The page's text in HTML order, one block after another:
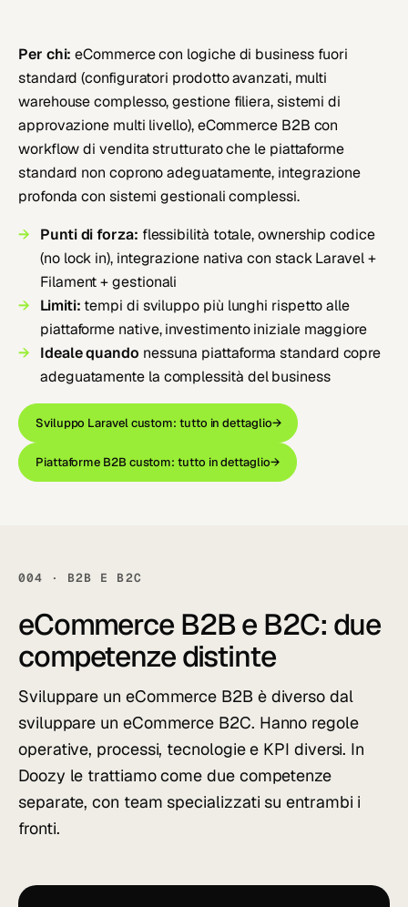
Per chi: eCommerce con logiche di business fuori
standard (configuratori prodotto avanzati, multi
warehouse complesso, gestione filiera, sistemi di
approvazione multi livello), eCommerce B2B con
workflow di vendita strutturato che le piattaforme
standard non coprono adeguatamente, integrazione
profonda con sistemi gestionali complessi.
Punti di forza: flessibilità totale, ownership codice
(no lock in), integrazione nativa con stack Laravel +
Filament + gestionali
Limiti: tempi di sviluppo più lunghi rispetto alle
piattaforme native, investimento iniziale maggiore
Ideale quando nessuna piattaforma standard copre
adeguatamente la complessità del business
Sviluppo Laravel custom: tutto in dettaglio→
Piattaforme B2B custom: tutto in dettaglio→
004 · B2B E B2C
eCommerce B2B e B2C: due
competenze distinte
Sviluppare un eCommerce B2B è diverso dal
sviluppare un eCommerce B2C. Hanno regole
operative, processi, tecnologie e KPI diversi. In
Doozy le trattiamo come due competenze
separate, con team specializzati su entrambi i
fronti.